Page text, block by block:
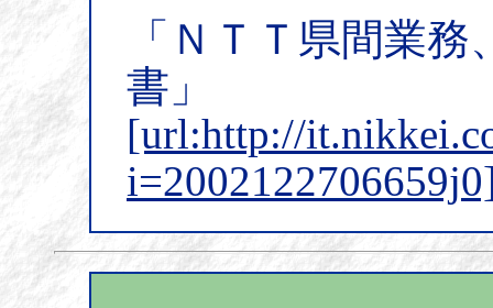
「ＮＴＴ県間業
書」
[url:http://